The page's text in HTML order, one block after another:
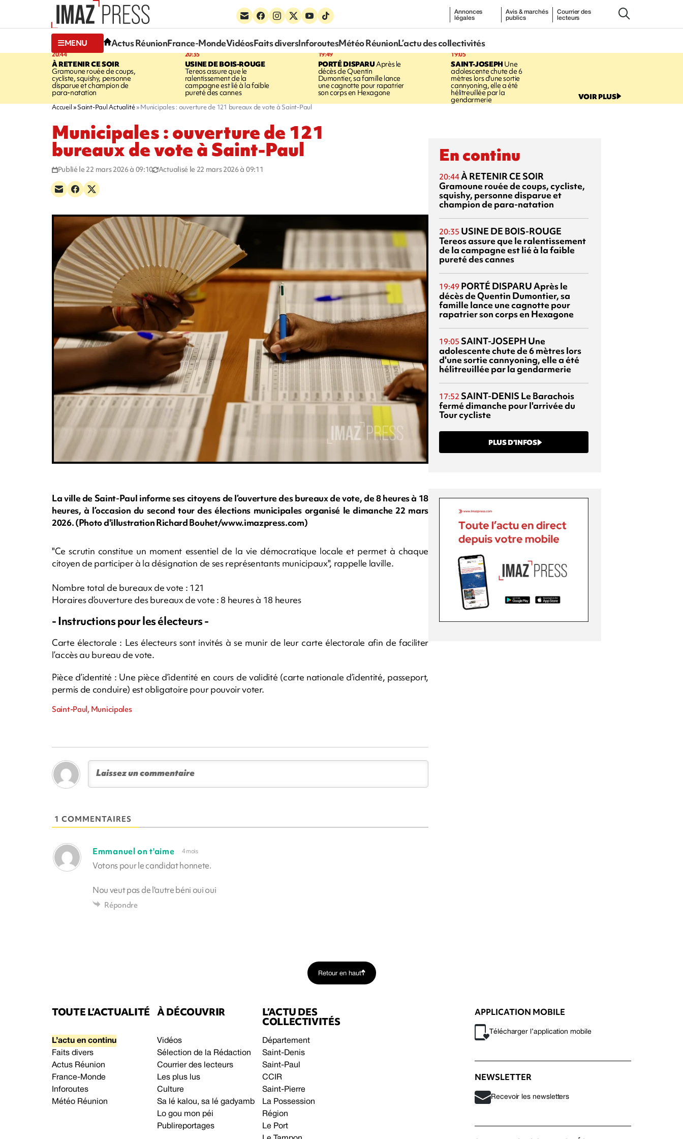
Annonces
légales
Avis & marchés
publics
Courrier des
lecteurs
MENU Actus RéunionFrance-MondeVidéosFaits diversInforoutesMétéo RéunionL’actu des collectivités
20:44
À RETENIR CE SOIR
Gramoune rouée de coups,
cycliste, squishy, personne
disparue et champion de
para-natation
20:35
USINE DE BOIS-ROUGE
Tereos assure que le
ralentissement de la
campagne est lié à la faible
pureté des cannes
19:49
PORTÉ DISPARUAprès le
décès de Quentin
Dumontier, sa famille lance
une cagnotte pour rapatrier
son corps en Hexagone
19:05
SAINT-JOSEPHUne
adolescente chute de 6
mètres lors d'une sortie
cannyoning, elle a été
hélitreuillée par la
gendarmerie VOIR PLUS
Accueil Saint-Paul Actualité Municipales : ouverture de 121 bureaux de vote à Saint-Paul
Municipales : ouverture de 121
bureaux de vote à Saint-Paul
Publié le 22 mars 2026 à 09:10 Actualisé le 22 mars 2026 à 09:11
La ville de Saint-Paul informe ses citoyens de l’ouverture des bureaux de vote, de 8 heures à 18
heures, à l’occasion du second tour des élections municipales organisé le dimanche 22 mars
2026. (Photo d'illustration Richard Bouhet/www.imazpress.com)
"Ce scrutin constitue un moment essentiel de la vie démocratique locale et permet à chaque
citoyen de participer à la désignation de ses représentants municipaux", rappelle laville.
Nombre total de bureaux de vote : 121
Horaires d’ouverture des bureaux de vote : 8 heures à 18 heures
- Instructions pour les électeurs -
Carte électorale : Les électeurs sont invités à se munir de leur carte électorale afin de faciliter
l’accès au bureau de vote.
Pièce d’identité : Une pièce d’identité en cours de validité (carte nationale d’identité, passeport,
permis de conduire) est obligatoire pour pouvoir voter.
Saint-Paul, Municipales
1 COMMENTAIRES
Emmanuel on t'aime 4 mois
Votons pour le candidat honnete.
Nou veut pas de l'autre béni oui oui
Répondre
En continu
20:44À RETENIR CE SOIR
Gramoune rouée de coups, cycliste,
squishy, personne disparue et
champion de para-natation
20:35 USINE DE BOIS-ROUGE
Tereos assure que le ralentissement
de la campagne est lié à la faible
pureté des cannes
19:49 PORTÉ DISPARUAprès le
décès de Quentin Dumontier, sa
famille lance une cagnotte pour
rapatrier son corps en Hexagone
19:05 SAINT-JOSEPH Une
adolescente chute de 6 mètres lors
d'une sortie cannyoning, elle a été
hélitreuillée par la gendarmerie
17:52 SAINT-DENIS Le Barachois
fermé dimanche pour l'arrivée du
Tour cycliste
PLUS D’INFOS
Retour en haut
TOUTE L’ACTUALITÉ
L’actu en continu
Faits divers
Actus Réunion
France-Monde
Inforoutes
Météo Réunion
À DÉCOUVRIR
Vidéos
Sélection de la Rédaction
Courrier des lecteurs
Les plus lus
Culture
Sa lé kalou, sa lé gadyamb
Lo gou mon péi
Publireportages
L’ACTU DES
COLLECTIVITÉS
Département
Saint-Denis
Saint-Paul
CCIR
Saint-Pierre
La Possession
Région
Le Port
APPLICATION MOBILE
Télécharger l’application mobile
NEWSLETTER
Recevoir les newsletters